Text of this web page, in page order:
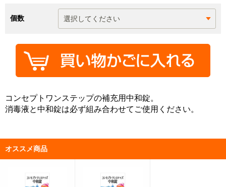
個数
コンセプトワンステップの補充用中和錠。
消毒液と中和錠は必ず組み合わせてご使用ください。
オススメ商品